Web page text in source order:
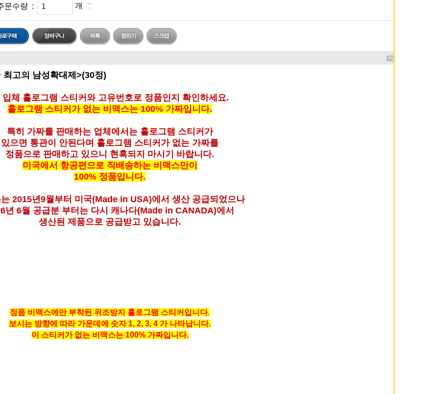
문수량 : 개
고의 남성확대제>(30정)
입체 홀로그램 스티커와 고유번호로 정품인지 확인하세요.
홀로그램 스티커가 없는 비맥스는 100% 가짜입니다.
특히 가짜를 판매하는 업체에서는 홀로그램 스티커가
있으면 통관이 안된다며 홀로그램 스티커가 없는 가짜를
정품으로 판매하고 있으니 현혹되지 마시기 바랍니다.
미국에서 항공편으로 직배송하는 비맥스만이
100% 정품입니다.
2015년9월부터 미국(Made in USA)에서 생산 공급되었으나
년 6월 공급분 부터는 다시 캐나다(Made in CANADA)에서
생산된 제품으로 공급받고 있습니다.
정품 비맥스에만 부착된 위조방지 홀로그램 스티커입니다.
보시는 방향에 따라 가운데에 숫자 1, 2, 3, 4 가 나타납니다.
이 스티커가 없는 비맥스는 100% 가짜입니다.